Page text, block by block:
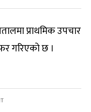
प्राथमिक उपचार
गरिएको छ ।